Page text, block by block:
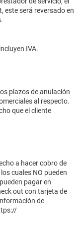
este será reversado en
IVA.
plazos de anulación
al respecto.
que el cliente
a hacer cobro de
cuales NO pueden
pagar en
out con tarjeta de
de